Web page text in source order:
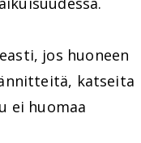
jos huoneen
katseita
ei huomaa